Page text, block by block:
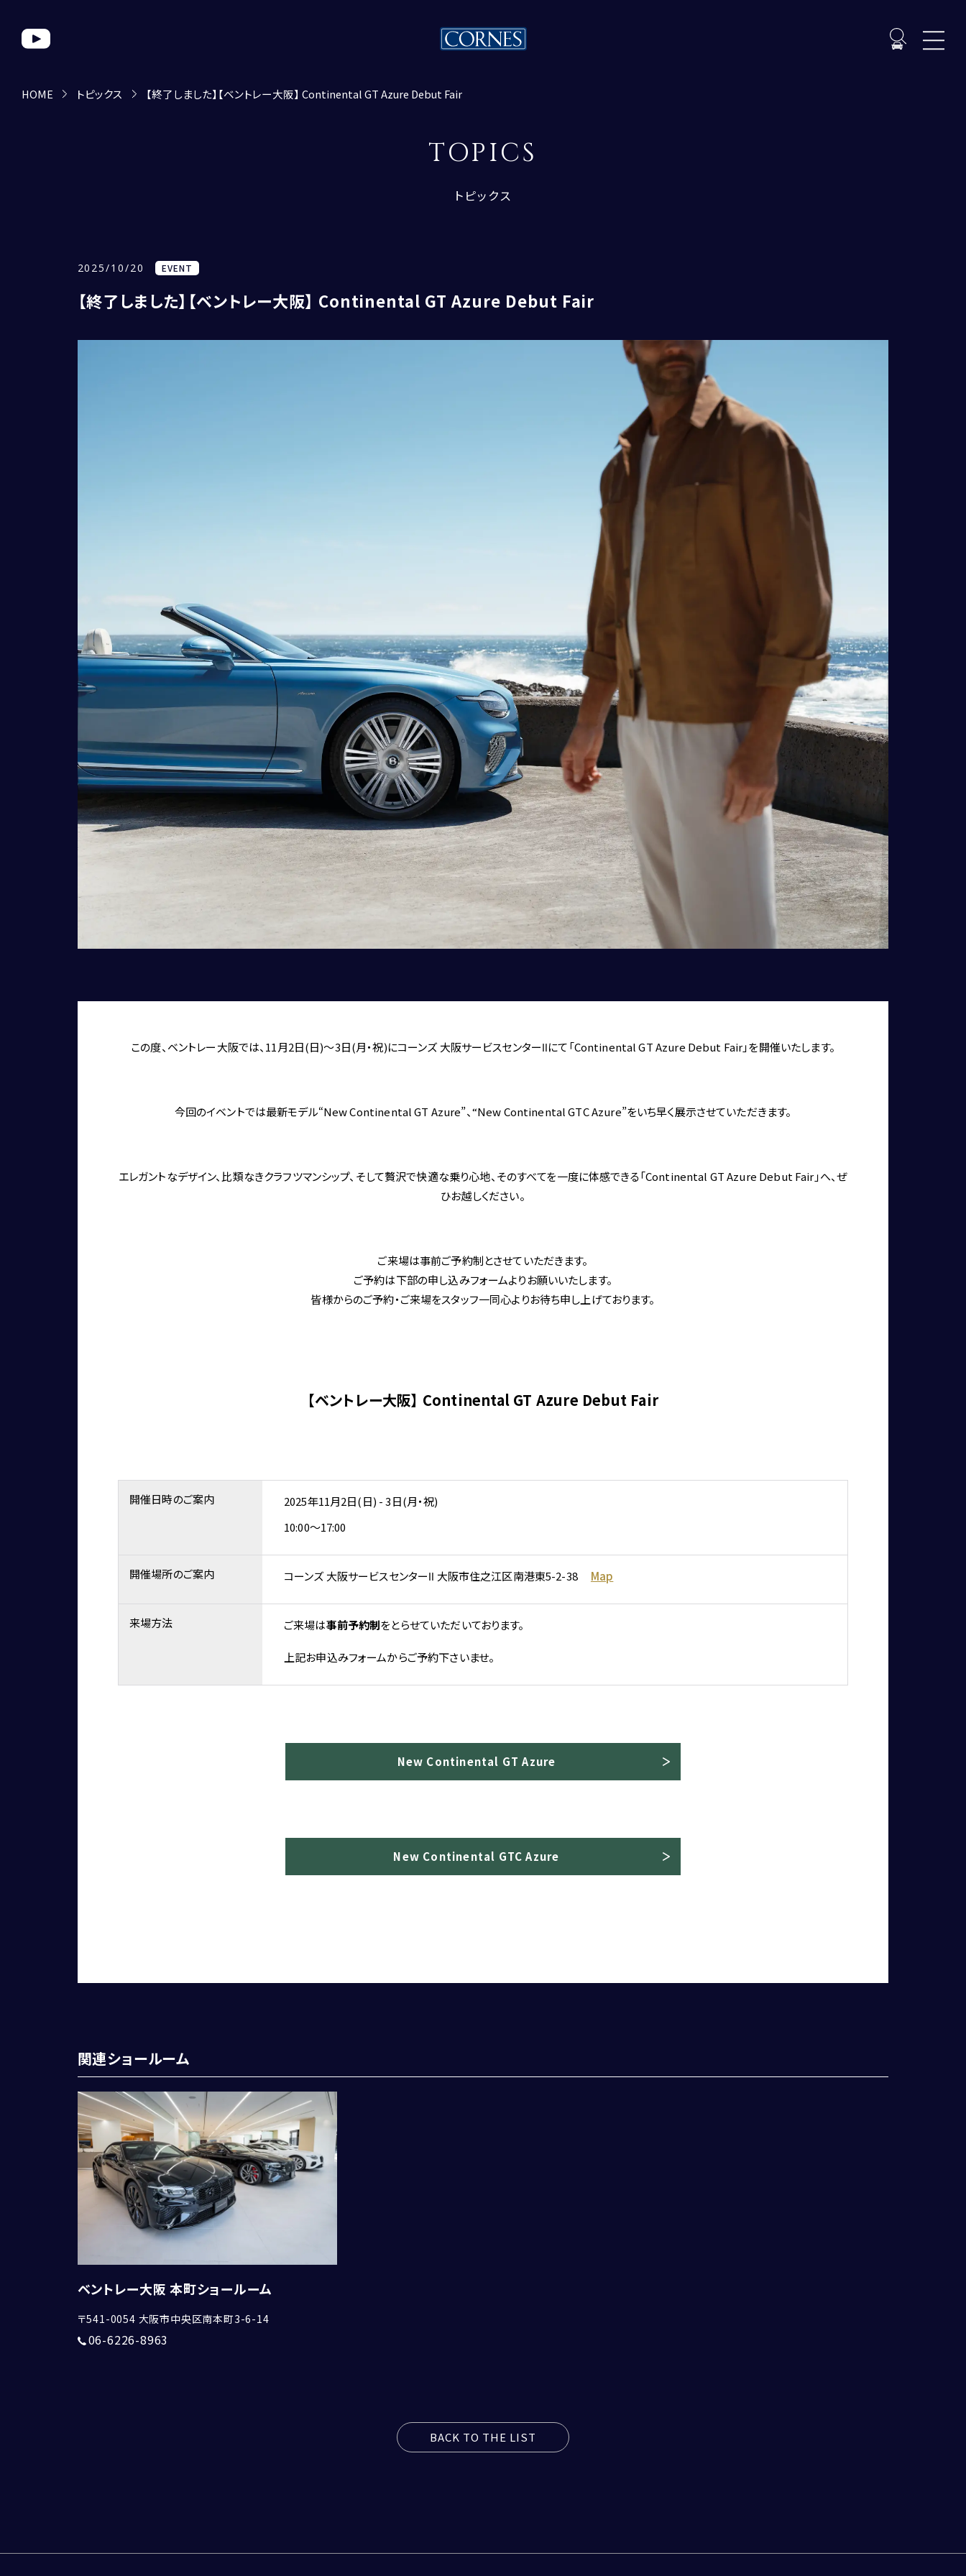
BENTLEY
FERRARI
LAMBORGHINI
PORSCHE
ROLLS ROYCE
SINGER VEHICLE DESIGN
CORNES SELECTION 認定中古車
アフターサービス
コーンズ・モータースについて
代表挨拶
HOME トピックス 【終了しました】【ベントレー大阪】 Continental GT Azure Debut Fair
TOPICS
トピックス
2025/10/20 EVENT
【終了しました】【ベントレー大阪】 Continental GT Azure Debut Fair
この度、ベントレー大阪では、11月2日(日)～3日(月・祝)にコーンズ 大阪サービスセンターⅡにて「Continental GT Azure Debut Fair」を開催いたします。
今回のイベントでは最新モデル“New Continental GT Azure”、“New Continental GTC Azure”をいち早く展示させていただきます。
エレガントなデザイン、比類なきクラフツマンシップ、そして贅沢で快適な乗り心地、そのすべてを一度に体感できる「Continental GT Azure Debut Fair」へ、ぜ
ひお越しください。
ご来場は事前ご予約制とさせていただきます。
ご予約は下部の申し込みフォームよりお願いいたします。
皆様からのご予約・ご来場をスタッフ一同心よりお待ち申し上げております。
【ベントレー大阪】 Continental GT Azure Debut Fair
開催日時のご案内
2025年11月2日(日) - 3日(月・祝)
10:00～17:00
開催場所のご案内 コーンズ 大阪サービスセンターⅡ 大阪市住之江区南港東5-2-38 Map
来場方法 ご来場は事前予約制をとらせていただいております。
上記お申込みフォームからご予約下さいませ。
New Continental GT Azure
New Continental GTC Azure
関連ショールーム
ベントレー大阪 本町ショールーム
〒541-0054 大阪市中央区南本町3-6-14
06-6226-8963
BACK TO THE LIST